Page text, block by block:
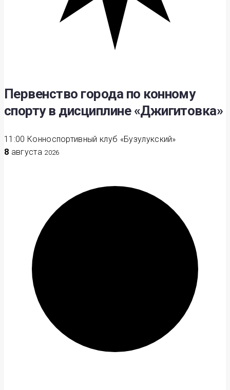
Первенство города по конному
спорту в дисциплине «Джигитовка»
11:00 Конноспортивный клуб «Бузулукский»
8 августа 2026